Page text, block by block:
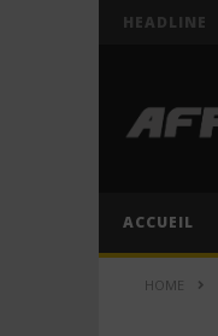
HEADLINE
ACCUEIL
HOME